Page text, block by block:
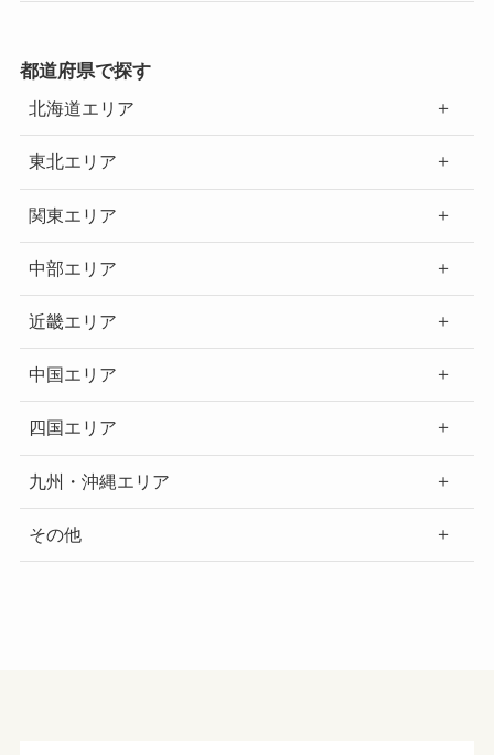
都道府県で探す
北海道エリア
東北エリア
関東エリア
中部エリア
近畿エリア
中国エリア
四国エリア
九州・沖縄エリア
その他